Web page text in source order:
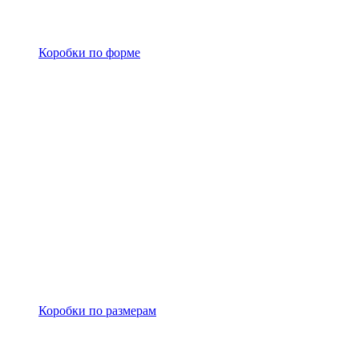
Коробки по форме
Коробки по размерам